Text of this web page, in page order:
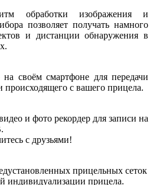
обработки изображения и
позволяет получать намного
и дистанции обнаружения в
своём смартфоне для передачи
происходящего с вашего прицела.
и фото рекордер для записи на
с друзьями!
прицельных сеток
индивидуализации прицела.